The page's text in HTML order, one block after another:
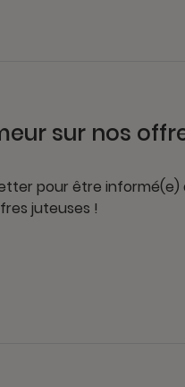
sur nos
pour être informé(e)
juteuses !